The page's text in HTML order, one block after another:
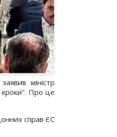
міністр
кроки". Про це
справ ЄС